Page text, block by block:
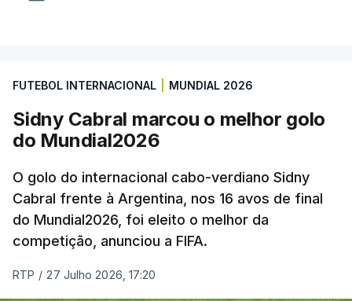
FUTEBOL INTERNACIONAL MUNDIAL 2026
Sidny Cabral marcou o melhor golo
do Mundial2026
O golo do internacional cabo-verdiano Sidny
Cabral frente à Argentina, nos 16 avos de final
do Mundial2026, foi eleito o melhor da
competição, anunciou a FIFA.
RTP / 27 Julho 2026, 17:20